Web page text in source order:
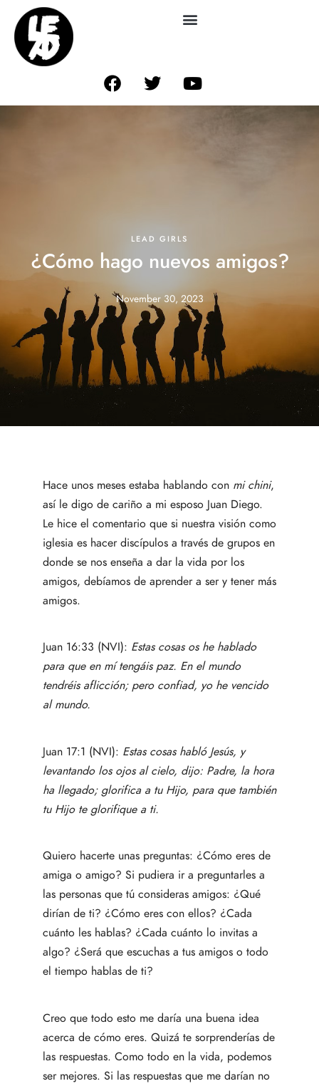
LEAD GIRLS
¿Cómo hago nuevos amigos?
November 30, 2023
Hace unos meses estaba hablando con mi chini,
así le digo de cariño a mi esposo Juan Diego.
Le hice el comentario que si nuestra visión como
iglesia es hacer discípulos a través de grupos en
donde se nos enseña a dar la vida por los
amigos, debíamos de aprender a ser y tener más
amigos.
Juan 16:33 (NVI): Estas cosas os he hablado
para que en mí tengáis paz. En el mundo
tendréis aflicción; pero confiad, yo he vencido
al mundo.
Juan 17:1 (NVI): Estas cosas habló Jesús, y
levantando los ojos al cielo, dijo: Padre, la hora
ha llegado; glorifica a tu Hijo, para que también
tu Hijo te glorifique a ti.
Quiero hacerte unas preguntas: ¿Cómo eres de
amiga o amigo? Si pudiera ir a preguntarles a
las personas que tú consideras amigos: ¿Qué
dirían de ti? ¿Cómo eres con ellos? ¿Cada
cuánto les hablas? ¿Cada cuánto lo invitas a
algo? ¿Será que escuchas a tus amigos o todo
el tiempo hablas de ti?
Creo que todo esto me daría una buena idea
acerca de cómo eres. Quizá te sorprenderías de
las respuestas. Como todo en la vida, podemos
ser mejores. Si las respuestas que me darían no